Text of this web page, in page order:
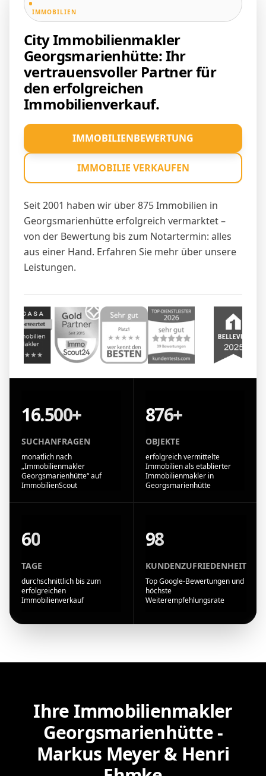
MMOBILIEN
City Immobilienmakler
Georgsmarienhütte: Ihr
vertrauensvoller Partner für
den erfolgreichen
Immobilienverkauf.
Seit 2001 haben wir über 875 Immobilien in
Georgsmarienhütte erfolgreich vermarktet –
von der Bewertung bis zum Notartermin: alles
aus einer Hand. Erfahren Sie mehr über unsere
Leistungen.
IMMOBILIENBEWERTUNG
IMMOBILIE VERKAUFEN
16.500+
SUCHANFRAGEN
monatlich nach
„Immobilienmakler
Georgsmarienhütte“ auf
ImmobilienScout
876+
OBJEKTE
erfolgreich vermittelte
Immobilien als etablierter
Immobilienmakler in
Georgsmarienhütte
60
TAGE
durchschnittlich bis zum
erfolgreichen
Immobilienverkauf
98
KUNDENZUFRIEDENHEIT
Top Google-Bewertungen und
höchste
Weiterempfehlungsrate
Ihre Immobilienmakler
Georgsmarienhütte -
Markus Meyer & Henri